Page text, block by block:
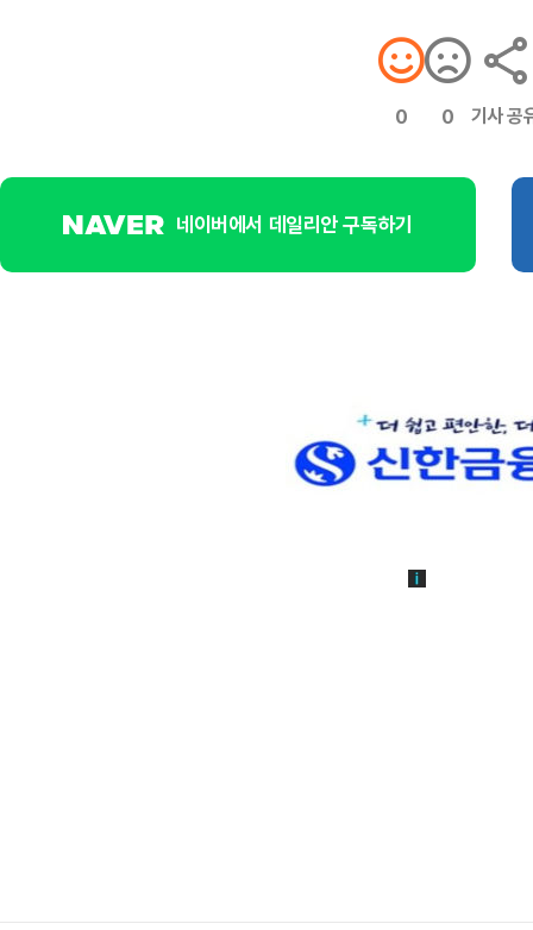
0 0 기사 공
네이버에서 데일리안 구독하기